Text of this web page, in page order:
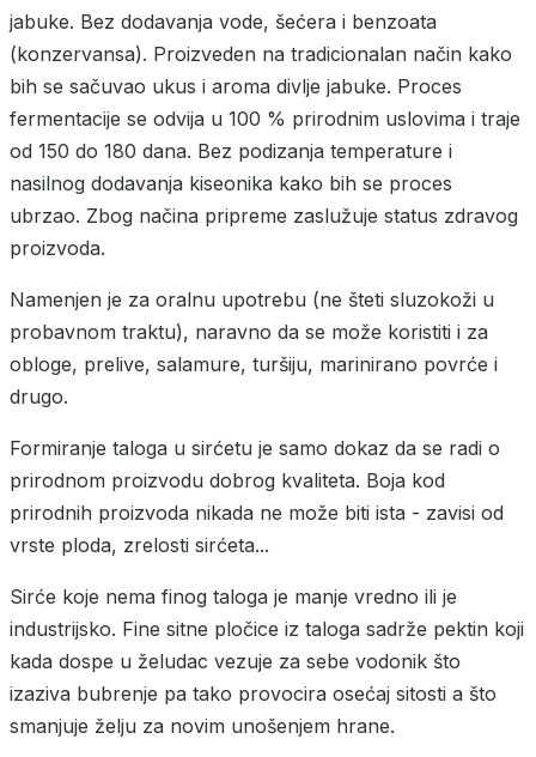
jabuke. Bez dodavanja vode, šećera i benzoata
(konzervansa). Proizveden na tradicionalan način kako
bih se sačuvao ukus i aroma divlje jabuke. Proces
fermentacije se odvija u 100 % prirodnim uslovima i traje
od 150 do 180 dana. Bez podizanja temperature i
nasilnog dodavanja kiseonika kako bih se proces
ubrzao. Zbog načina pripreme zaslužuje status zdravog
proizvoda.
Namenjen je za oralnu upotrebu (ne šteti sluzokoži u
probavnom traktu), naravno da se može koristiti i za
obloge, prelive, salamure, turšiju, marinirano povrće i
drugo.
Formiranje taloga u sirćetu je samo dokaz da se radi o
prirodnom proizvodu dobrog kvaliteta. Boja kod
prirodnih proizvoda nikada ne može biti ista - zavisi od
vrste ploda, zrelosti sirćeta...
Sirće koje nema finog taloga je manje vredno ili je
industrijsko. Fine sitne pločice iz taloga sadrže pektin koji
kada dospe u želudac vezuje za sebe vodonik što
izaziva bubrenje pa tako provocira osećaj sitosti a što
smanjuje želju za novim unošenjem hrane.